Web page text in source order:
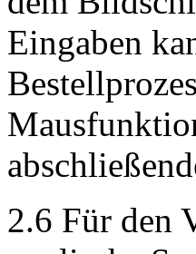
Eingaben
2.6 Für den